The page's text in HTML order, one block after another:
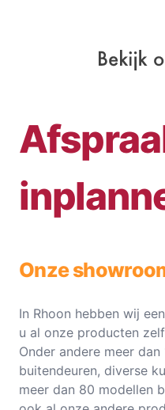
Onze
In Rhoon hebben wij
u al onze producten
Onder andere meer
buitendeuren, diverse
meer dan 80 modellen